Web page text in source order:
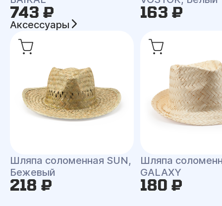
743 ₽ 163 ₽
Аксессуары
Шляпа соломенная SUN,
Бежевый
218 ₽
Шляпа
GALAXY
180 ₽